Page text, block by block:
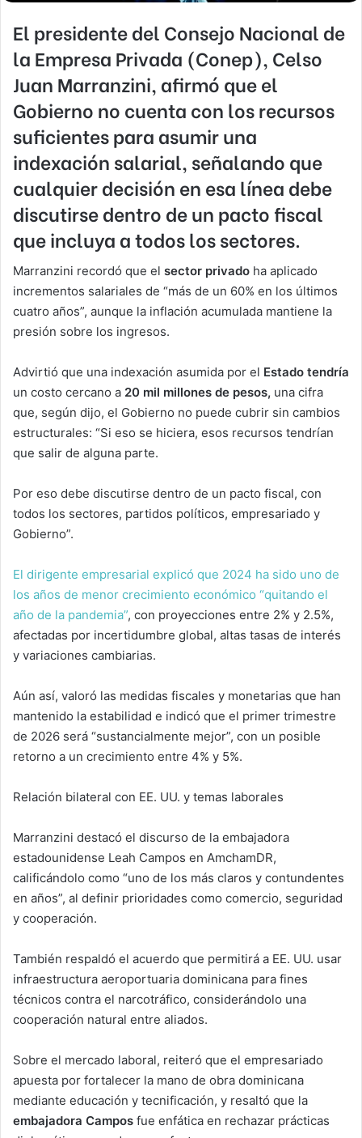
El presidente del Consejo Nacional de
la Empresa Privada (Conep), Celso
Juan Marranzini, afirmó que el
Gobierno no cuenta con los recursos
suficientes para asumir una
indexación salarial, señalando que
cualquier decisión en esa línea debe
discutirse dentro de un pacto fiscal
que incluya a todos los sectores.
Marranzini recordó que el sector privado ha aplicado
incrementos salariales de “más de un 60% en los últimos
cuatro años”, aunque la inflación acumulada mantiene la
presión sobre los ingresos.
Advirtió que una indexación asumida por el Estado tendría
un costo cercano a 20 mil millones de pesos, una cifra
que, según dijo, el Gobierno no puede cubrir sin cambios
estructurales: “Si eso se hiciera, esos recursos tendrían
que salir de alguna parte.
Por eso debe discutirse dentro de un pacto fiscal, con
todos los sectores, partidos políticos, empresariado y
Gobierno”.
El dirigente empresarial explicó que 2024 ha sido uno de
los años de menor crecimiento económico “quitando el
año de la pandemia”, con proyecciones entre 2% y 2.5%,
afectadas por incertidumbre global, altas tasas de interés
y variaciones cambiarias.
Aún así, valoró las medidas fiscales y monetarias que han
mantenido la estabilidad e indicó que el primer trimestre
de 2026 será “sustancialmente mejor”, con un posible
retorno a un crecimiento entre 4% y 5%.
Relación bilateral con EE. UU. y temas laborales
Marranzini destacó el discurso de la embajadora
estadounidense Leah Campos en AmchamDR,
calificándolo como “uno de los más claros y contundentes
en años”, al definir prioridades como comercio, seguridad
y cooperación.
También respaldó el acuerdo que permitirá a EE. UU. usar
infraestructura aeroportuaria dominicana para fines
técnicos contra el narcotráfico, considerándolo una
cooperación natural entre aliados.
Sobre el mercado laboral, reiteró que el empresariado
apuesta por fortalecer la mano de obra dominicana
mediante educación y tecnificación, y resaltó que la
embajadora Campos fue enfática en rechazar prácticas